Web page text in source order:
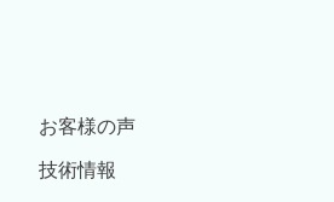
お客様の声
技術情報